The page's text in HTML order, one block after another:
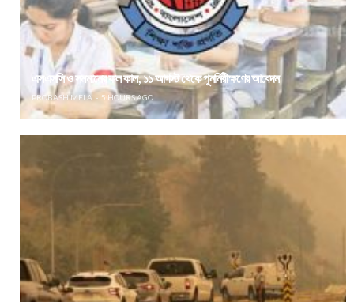
এসএসসি ও সমমানের ফল কাল, ১১ আগস্ট থেকে পুনর্নিরীক্ষণের আবেদন
PROBASH MELA 5 HOURS AGO